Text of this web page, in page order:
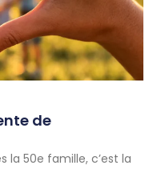
de
la 50e famille, c’est la